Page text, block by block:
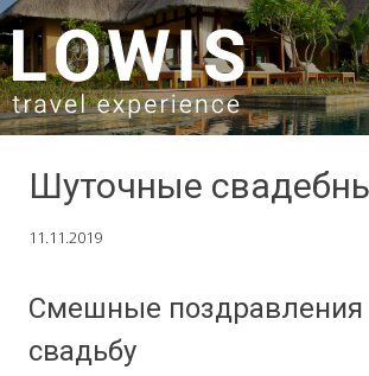
SKIP TO CONTENT
Шуточные
11.11.2019
Смешные поздравления
свадьбу